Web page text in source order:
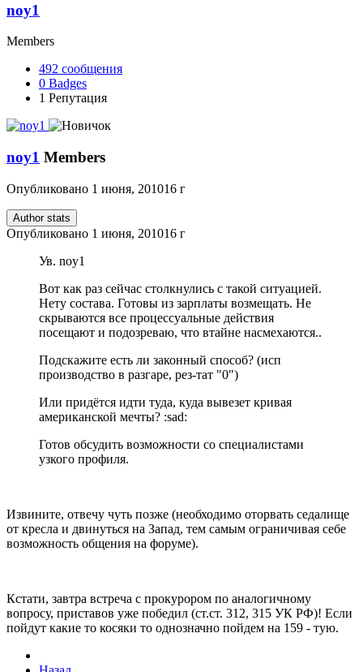
noy1
Members
492 сообщения
0 Badges
1 Репутация
noy1 Members
Опубликовано 1 июня, 201016 г
Author stats
Опубликовано 1 июня, 201016 г
Ув. noy1
Вот как раз сейчас столкнулись с такой ситуацией.
Нету состава. Готовы из зарплаты возмещать. Не
скрываются все процессуальные действия
посещают и подозреваю, что втайне насмехаются..
Подскажите есть ли законный способ? (исп
производство в разгаре, рез-тат "0")
Или придётся идти туда, куда вывезет кривая
американской мечты? :sad:
Готов обсудить возможности со специалистами
узкого профиля.
Извините, отвечу чуть позже (необходимо оторвать седалище
от кресла и двинуться на Запад, тем самым ограничивая себе
возможность общения на форуме).
Кстати, завтра встреча с прокурором по аналогичному
вопросу, приставов уже победил (ст.ст. 312, 315 УК РФ)! Если
пойдут какие то косяки то однозначно пойдем на 159 - тую.